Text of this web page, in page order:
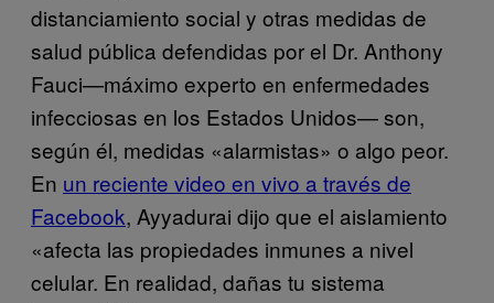
distanciamiento social y otras medidas de
salud pública defendidas por el Dr. Anthony
Fauci—máximo experto en enfermedades
infecciosas en los Estados Unidos— son,
según él, medidas «alarmistas» o algo peor.
En un reciente video en vivo a través de
Facebook, Ayyadurai dijo que el aislamiento
«afecta las propiedades inmunes a nivel
celular. En realidad, dañas tu sistema